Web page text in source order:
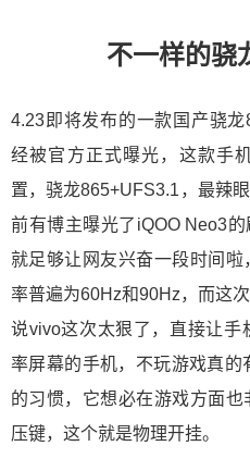
不一样的骁
4.23即将发布的一款国产骁
经被官方正式曝光，这款手
置，骁龙865+UFS3.1，最辣
前有博主曝光了iQOO Neo3
就足够让网友兴奋一段时间
率普遍为60Hz和90Hz，而这
说vivo这次太狠了，直接让手
率屏幕的手机，不玩游戏真的
的习惯，它想必在游戏方面
压键，这个就是物理开挂。